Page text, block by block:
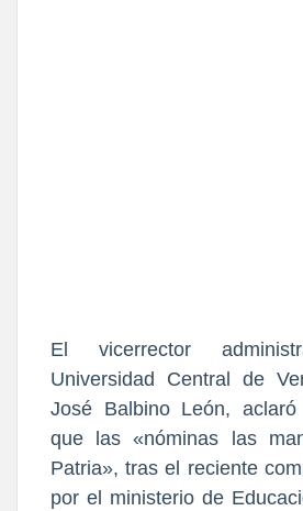
El vicerrector
Universidad Central de
José Balbino León,
que las «nóminas las
Patria», tras el reciente
por el ministerio de